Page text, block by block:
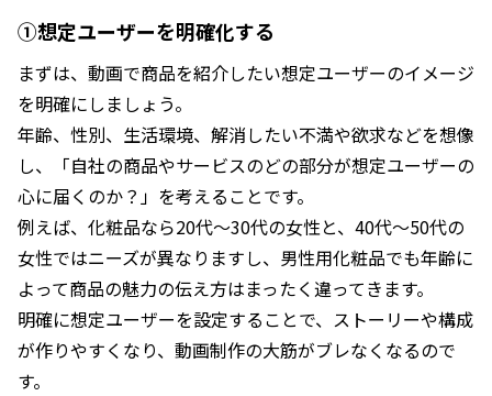
①想定ユーザーを明確化する
まずは、動画で商品を紹介したい想定ユーザーのイメージ
を明確にしましょう。
年齢、性別、生活環境、解消したい不満や欲求などを想像
し、「自社の商品やサービスのどの部分が想定ユーザーの
心に届くのか？」を考えることです。
例えば、化粧品なら20代～30代の女性と、40代～50代の
女性ではニーズが異なりますし、男性用化粧品でも年齢に
よって商品の魅力の伝え方はまったく違ってきます。
明確に想定ユーザーを設定することで、ストーリーや構成
が作りやすくなり、動画制作の大筋がブレなくなるので
す。